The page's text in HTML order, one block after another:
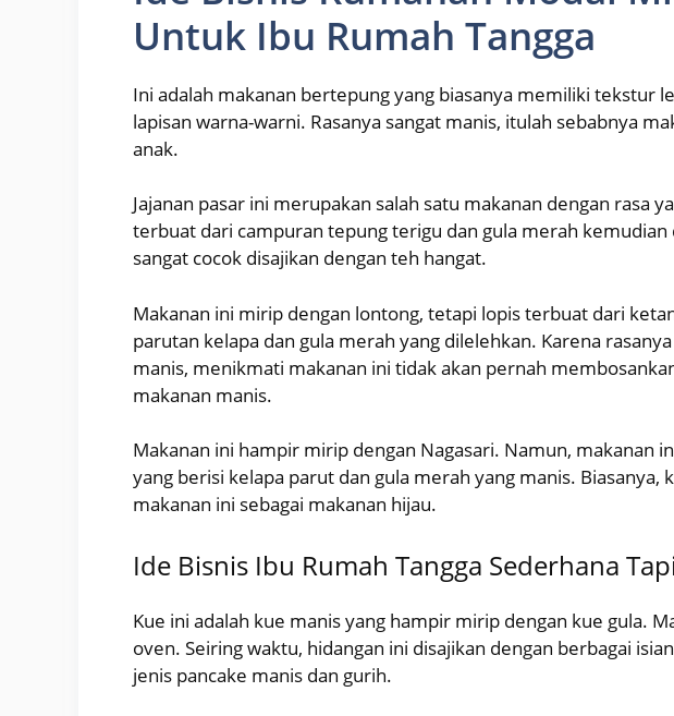
Untuk Ibu Rumah Tangga
Ini adalah makanan bertepung yang biasanya memiliki tekstur
lapisan warna-warni. Rasanya sangat manis, itulah sebabnya
anak.
Jajanan pasar ini merupakan salah satu makanan dengan rasa
terbuat dari campuran tepung terigu dan gula merah kemudian
sangat cocok disajikan dengan teh hangat.
Makanan ini mirip dengan lontong, tetapi lopis terbuat dari
parutan kelapa dan gula merah yang dilelehkan. Karena
manis, menikmati makanan ini tidak akan pernah
makanan manis.
Makanan ini hampir mirip dengan Nagasari. Namun, makanan
yang berisi kelapa parut dan gula merah yang manis. Biasanya,
makanan ini sebagai makanan hijau.
Ide Bisnis Ibu Rumah Tangga Sederhana
Kue ini adalah kue manis yang hampir mirip dengan kue gula.
oven. Seiring waktu, hidangan ini disajikan dengan berbagai
jenis pancake manis dan gurih.